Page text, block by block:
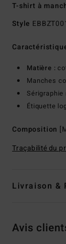
T-shirt à
Style
Matière :
Manches
Étiquette
Composition
Traçabilité du
Livraison &
Avis